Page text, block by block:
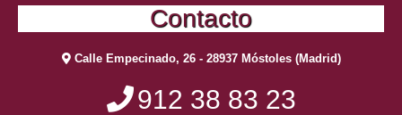
Contacto
Calle Empecinado, 26 - 28937 Móstoles (Madrid)
912 38 83 23